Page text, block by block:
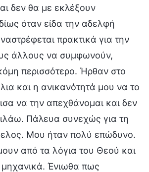
δεν θα με εκλέξουν
όταν είδα την αδελφή
πρακτικά για την
άλλους να συμφωνούν,
περισσότερο. Ήρθαν στο
και η ανικανότητά μου να το
να την απεχθάνομαι και δεν
Πάλευα συνεχώς για τη
Μου ήταν πολύ επώδυνο.
από τα λόγια του Θεού και
Ένιωθα πως